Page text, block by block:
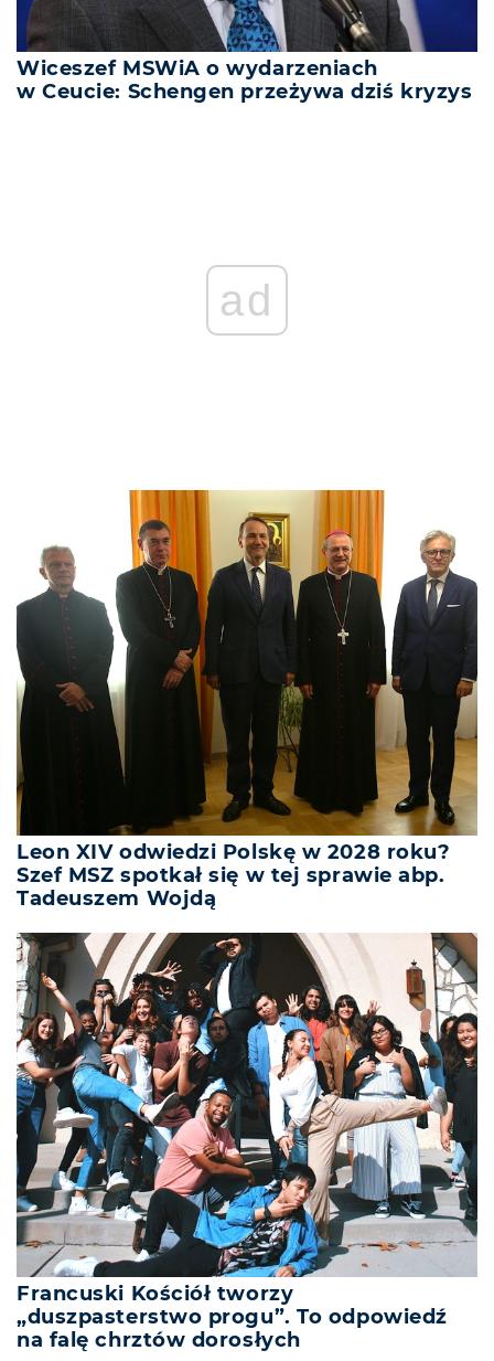
Wiceszef MSWiA o wydarzeniach
w Ceucie: Schengen przeżywa dziś kryzys
ad
Leon XIV odwiedzi Polskę w 2028 roku?
Szef MSZ spotkał się w tej sprawie abp.
Tadeuszem Wojdą
Francuski Kościół tworzy
„duszpasterstwo progu”. To odpowiedź
na falę chrztów dorosłych